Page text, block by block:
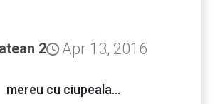
2 Apr 13, 2016
mereu cu ciupeala...